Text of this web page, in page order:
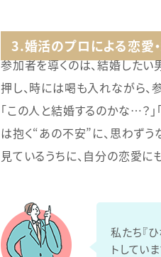
3.婚活のプロによる恋愛
参加者を導くのは、結婚した
押し、時には喝も入れながら、
「この人と結婚するのかな…？
は抱く“あの不安”に、思わずう
見ているうちに、自分の恋愛に
私たち『
トしてい